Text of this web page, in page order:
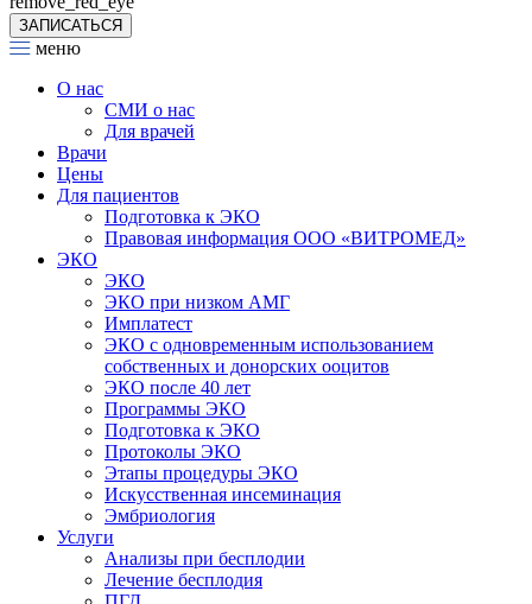
ЗАПИСАТЬСЯ
меню
О нас
СМИ о нас
Для врачей
Врачи
Цены
Для пациентов
Подготовка к ЭКО
Правовая информация ООО «ВИТРОМЕД»
ЭКО
ЭКО
ЭКО при низком АМГ
Имплатест
ЭКО с одновременным использованием
собственных и донорских ооцитов
ЭКО после 40 лет
Программы ЭКО
Подготовка к ЭКО
Протоколы ЭКО
Этапы процедуры ЭКО
Искусственная инсеминация
Эмбриология
Услуги
Анализы при бесплодии
Лечение бесплодия